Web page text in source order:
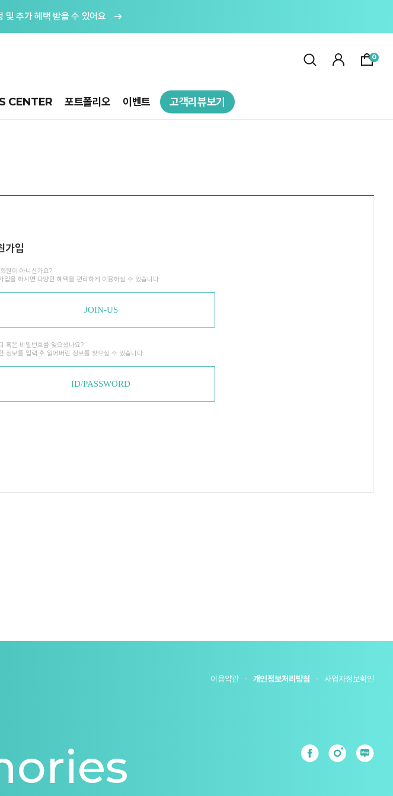
추가 혜택 받을 수 있어요
0
CENTER 포트폴리오 이벤트 고객리뷰보기
가입
원이 아니신가요?
입을 하시면 다양한 혜택을 편리하게 이용하실 수 있습니다.
JOIN-US
혹은 비밀번호를 잊으셨나요?
정보를 입력 후 잃어버린 정보를 찾으실 수 있습니다.
ID/PASSWORD
이용약관 개인정보처리방침 사업자정보확인